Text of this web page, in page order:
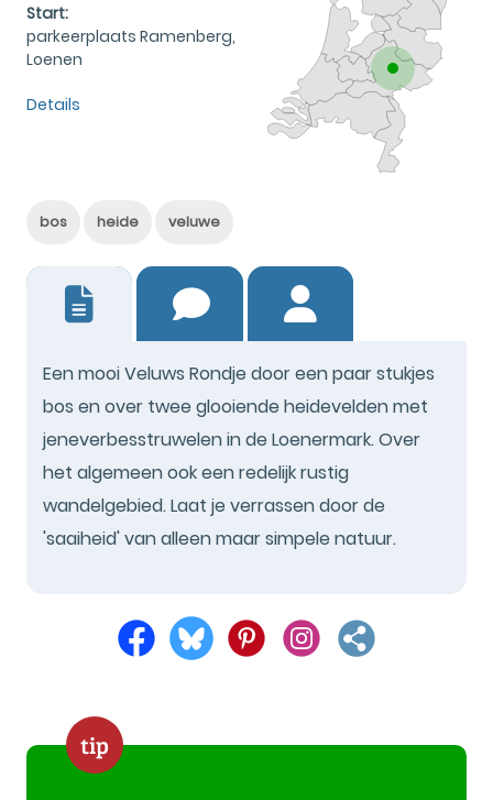
Start:
parkeerplaats Ramenberg,
Loenen
Details
bos heide veluwe
Een mooi Veluws Rondje door een paar stukjes
bos en over twee glooiende heidevelden met
jeneverbesstruwelen in de Loenermark. Over
het algemeen ook een redelijk rustig
wandelgebied. Laat je verrassen door de
'saaiheid' van alleen maar simpele natuur.
tip